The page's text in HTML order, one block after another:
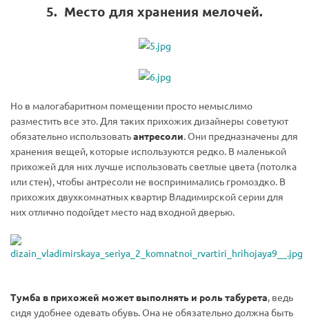
5. Место для хранения мелочей.
Но в малогабаритном помещении просто немыслимо
разместить все это. Для таких прихожих дизайнеры советуют
обязательно использоватьантресоли . Они предназначены для
хранения вещей, которые используются редко. В маленькой
прихожей для них лучше использовать светлые цвета (потолка
или стен), чтобы антресоли не воспринимались громоздко. В
прихожих двухкомнатных квартир Владимирской серии для
них отлично подойдет место над входной дверью.
Тумба в прихожей может выполнять и роль табурета , ведь
сидя удобнее одевать обувь. Она не обязательно должна быть